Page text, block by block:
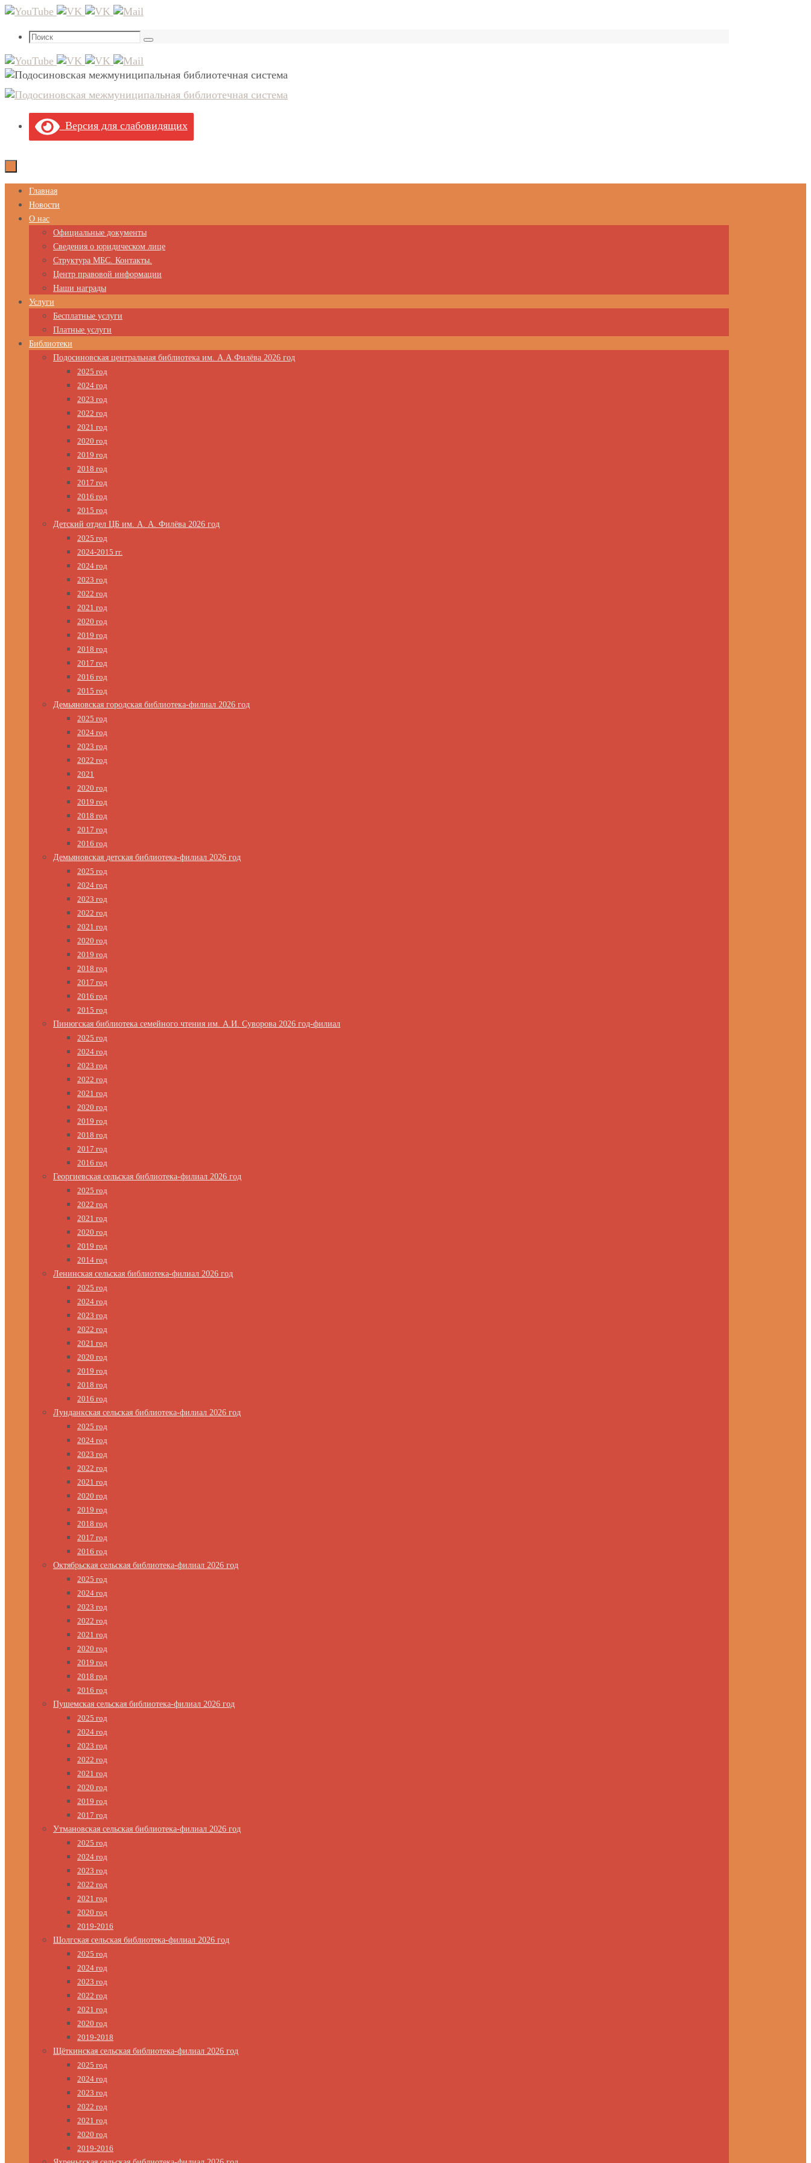
Перейти
содержимому
Что
Поиск
Версия для слабовидящих
Перейти
содержимому
Главная
Новости
О нас
Официальные документы
Сведения о юридическом лице
Структура МБС. Контакты.
Центр правовой информации
Наши награды
Услуги
Бесплатные услуги
Платные услуги
Библиотеки
Подосиновская центральная библиотека им. А.А.Филёва 2026 год
2025 год
2024 год
2023 год
2022 год
2021 год
2020 год
2019 год
2018 год
2017 год
2016 год
2015 год
Детский отдел ЦБ им. А. А. Филёва 2026 год
2025 год
2024-2015 гг.
2024 год
2023 год
2022 год
2021 год
2020 год
2019 год
2018 год
2017 год
2016 год
2015 год
Демьяновская городская библиотека-филиал 2026 год
2025 год
2024 год
2023 год
2022 год
2021
2020 год
2019 год
2018 год
2017 год
2016 год
Демьяновская детская библиотека-филиал 2026 год
2025 год
2024 год
2023 год
2022 год
2021 год
2020 год
2019 год
2018 год
2017 год
2016 год
2015 год
Пинюгская библиотека семейного чтения им. А.И. Суворова 2026 год-филиал
2025 год
2024 год
2023 год
2022 год
2021 год
2020 год
2019 год
2018 год
2017 год
2016 год
Георгиевская сельская библиотека-филиал 2026 год
2025 год
2022 год
2021 год
2020 год
2019 год
2014 год
Ленинская сельская библиотека-филиал 2026 год
2025 год
2024 год
2023 год
2022 год
2021 год
2020 год
2019 год
2018 год
2016 год
Лунданкская сельская библиотека-филиал 2026 год
2025 год
2024 год
2023 год
2022 год
2021 год
2020 год
2019 год
2018 год
2017 год
2016 год
Октябрьская сельская библиотека-филиал 2026 год
2025 год
2024 год
2023 год
2022 год
2021 год
2020 год
2019 год
2018 год
2016 год
Пушемская сельская библиотека-филиал 2026 год
2025 год
2024 год
2023 год
2022 год
2021 год
2020 год
2019 год
2017 год
Утмановская сельская библиотека-филиал 2026 год
2025 год
2024 год
2023 год
2022 год
2021 год
2020 год
2019-2016
Шолгская сельская библиотека-филиал 2026 год
2025 год
2024 год
2023 год
2022 год
2021 год
2020 год
2019-2018
Щёткинская сельская библиотека-филиал 2026 год
2025 год
2024 год
2023 год
2022 год
2021 год
2020 год
2019-2016